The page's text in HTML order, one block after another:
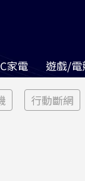
家電 遊戲/
行動斷網